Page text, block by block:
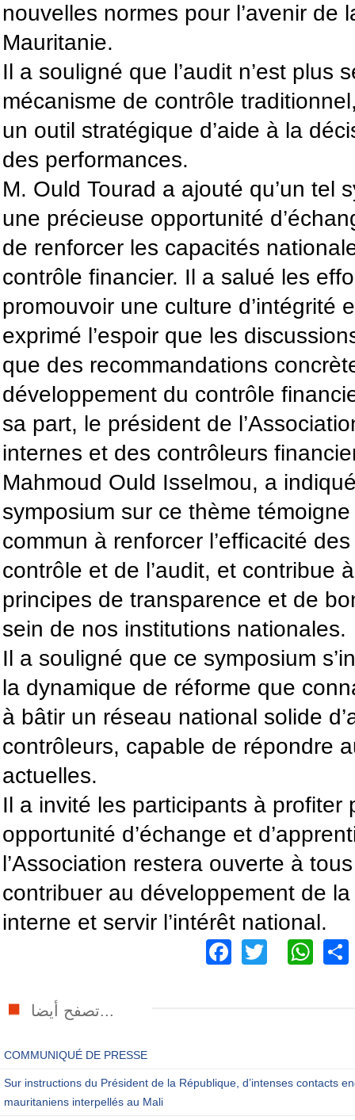
nouvelles normes pour l’avenir de
Mauritanie.
Il a souligné que l’audit n’est plus
mécanisme de contrôle
un outil stratégique d’aide à la
des performances.
M. Ould Tourad a ajouté qu’un tel
une précieuse opportunité
de renforcer les capacités
contrôle financier. Il a salué les
promouvoir une culture d’intégrité
exprimé l’espoir que les
que des recommandations
développement du contrôle
sa part, le président de
internes et des contrôleurs
Mahmoud Ould Isselmou, a
symposium sur ce thème
commun à renforcer l’efficacité
contrôle et de l’audit, et contribue
principes de transparence et de
sein de nos institutions nationales.
Il a souligné que ce symposium
la dynamique de réforme que
à bâtir un réseau national solide
contrôleurs, capable de répondre
actuelles.
Il a invité les participants à profiter
opportunité d’échange et
l’Association restera ouverte à
contribuer au développement de
interne et servir l’intérêt national.
Facebook
Twitter
تصفح أيضا...
COMMUNIQUÉ DE PRESSE
Sur instructions du Président de la République, d’intenses contacts
mauritaniens interpellés au Mali